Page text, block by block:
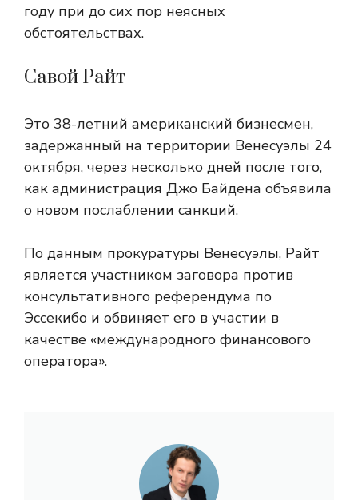
году при до сих пор неясных
обстоятельствах.
Савой Райт
Это 38-летний американский бизнесмен,
задержанный на территории Венесуэлы 24
октября, через несколько дней после того,
как администрация Джо Байдена объявила
о новом послаблении санкций.
По данным прокуратуры Венесуэлы, Райт
является участником заговора против
консультативного референдума по
Эссекибо и обвиняет его в участии в
качестве «международного финансового
оператора».